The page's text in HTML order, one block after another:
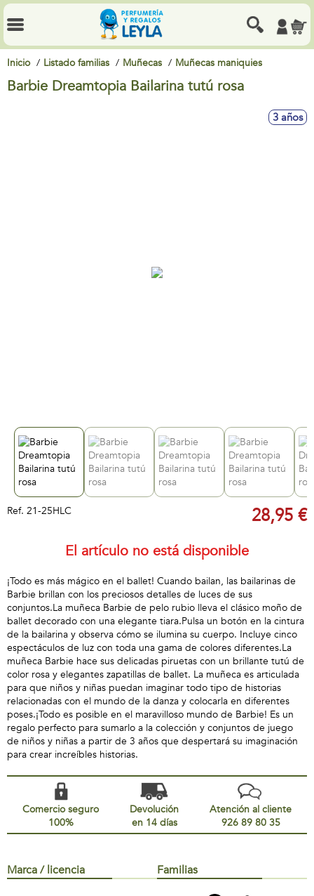
Inicio Listado familias Muñecas Muñecas maniquies
Barbie Dreamtopia Bailarina tutú rosa
3 años
Ref. 21-25HLC 28,95 €
El artículo no está disponible
¡Todo es más mágico en el ballet! Cuando bailan, las bailarinas de
Barbie brillan con los preciosos detalles de luces de sus
conjuntos.La muñeca Barbie de pelo rubio lleva el clásico moño de
ballet decorado con una elegante tiara.Pulsa un botón en la cintura
de la bailarina y observa cómo se ilumina su cuerpo. Incluye cinco
espectáculos de luz con toda una gama de colores diferentes.La
muñeca Barbie hace sus delicadas piruetas con un brillante tutú de
color rosa y elegantes zapatillas de ballet. La muñeca es articulada
para que niños y niñas puedan imaginar todo tipo de historias
relacionadas con el mundo de la danza y colocarla en diferentes
poses.¡Todo es posible en el maravilloso mundo de Barbie! Es un
regalo perfecto para sumarlo a la colección y conjuntos de juego
de niños y niñas a partir de 3 años que despertará su imaginación
para crear increíbles historias.
Comercio seguro
100%
Devolución
en 14 días
Atención al cliente
926 89 80 35
Marca / licencia Familias